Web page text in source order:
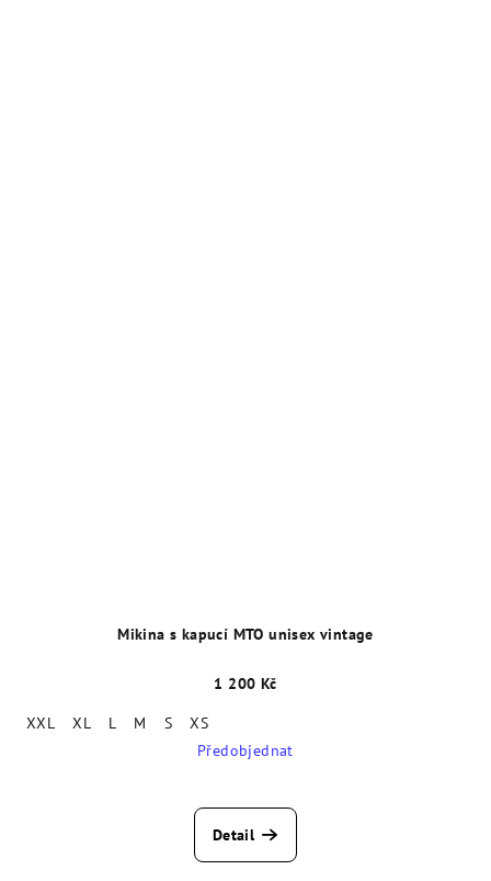
Mikina s kapucí MTO unisex vintage
1 200 Kč
XXL
XL L M S
XS
Předobjednat
Detail